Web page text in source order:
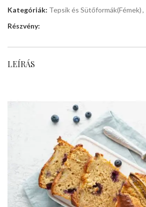
Kategóriák: Tepsik és Sütőformák(Fémek),
Részvény:
LEÍRÁS